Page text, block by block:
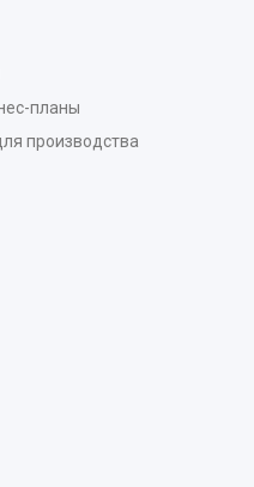
планы
производства